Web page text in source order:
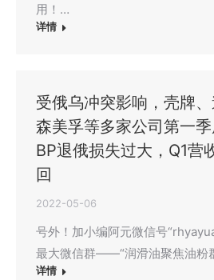
用！…
详情
受俄乌冲突影响，壳牌
森美孚等多家公司第一季
BP退俄损失过大，Q1营
回
2022-05-06
号外！加小编阿元微信号
最大微信群——“润滑油聚焦油粉
详情